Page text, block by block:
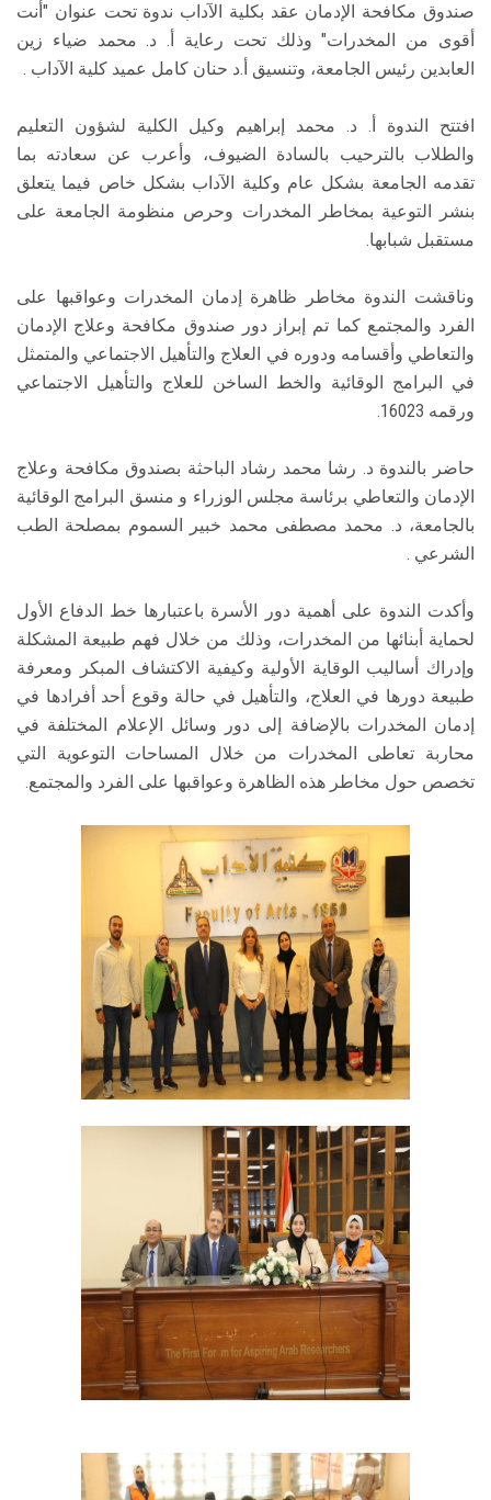
صندوق مكافحة الإدمان عقد بكلية الآداب ندوة تحت عنوان "أنت
أقوى من المخدرات" وذلك تحت رعاية أ. د. محمد ضياء زين
العابدين رئيس الجامعة، وتنسيق أ.د حنان كامل عميد كلية الآداب .
افتتح الندوة أ. د. محمد إبراهيم وكيل الكلية لشؤون التعليم
والطلاب بالترحيب بالسادة الضيوف، وأعرب عن سعادته بما
تقدمه الجامعة بشكل عام وكلية الآداب بشكل خاص فيما يتعلق
بنشر التوعية بمخاطر المخدرات وحرص منظومة الجامعة على
مستقبل شبابها.
وناقشت الندوة مخاطر ظاهرة إدمان المخدرات وعواقبها على
الفرد والمجتمع كما تم إبراز دور صندوق مكافحة وعلاج الإدمان
والتعاطي وأقسامه ودوره في العلاج والتأهيل الاجتماعي والمتمثل
في البرامج الوقائية والخط الساخن للعلاج والتأهيل الاجتماعي
ورقمه 16023.
حاضر بالندوة د. رشا محمد رشاد الباحثة بصندوق مكافحة وعلاج
الإدمان والتعاطي برئاسة مجلس الوزراء و منسق البرامج الوقائية
بالجامعة، د. محمد مصطفى محمد خبير السموم بمصلحة الطب
الشرعي .
وأكدت الندوة على أهمية دور الأسرة باعتبارها خط الدفاع الأول
لحماية أبنائها من المخدرات، وذلك من خلال فهم طبيعة المشكلة
وإدراك أساليب الوقاية الأولية وكيفية الاكتشاف المبكر ومعرفة
طبيعة دورها في العلاج، والتأهيل في حالة وقوع أحد أفرادها في
إدمان المخدرات بالإضافة إلى دور وسائل الإعلام المختلفة في
محاربة تعاطى المخدرات من خلال المساحات التوعوية التي
تخصص حول مخاطر هذه الظاهرة وعواقبها على الفرد والمجتمع.